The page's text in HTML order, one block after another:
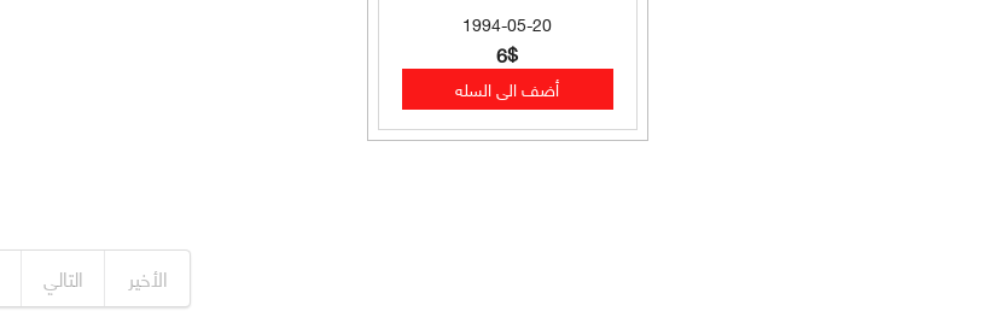
1994-05-20
6$
التالي الأخير